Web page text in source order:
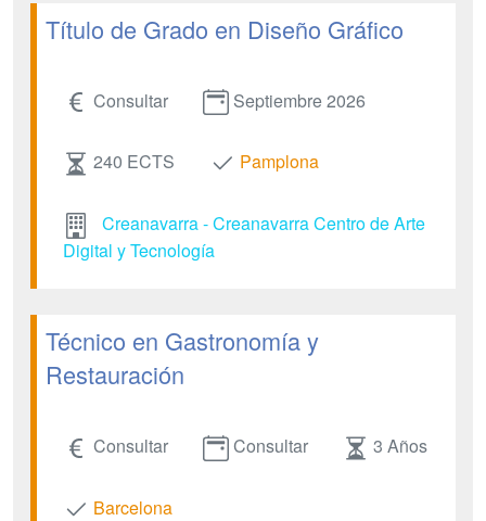
Título de Grado en Diseño Gráfico
Consultar Septiembre 2026
240 ECTS Pamplona
Creanavarra - Creanavarra Centro de Arte
Digital y Tecnología
Técnico en Gastronomía y
Restauración
Consultar Consultar 3 Años
Barcelona